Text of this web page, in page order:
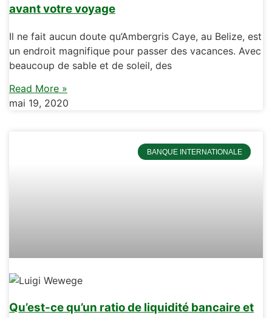
avant votre voyage
Il ne fait aucun doute qu’Ambergris Caye, au Belize, est
un endroit magnifique pour passer des vacances. Avec
beaucoup de sable et de soleil, des
Read More »
mai 19, 2020
BANQUE INTERNATIONALE
Qu’est-ce qu’un ratio de liquidité bancaire et